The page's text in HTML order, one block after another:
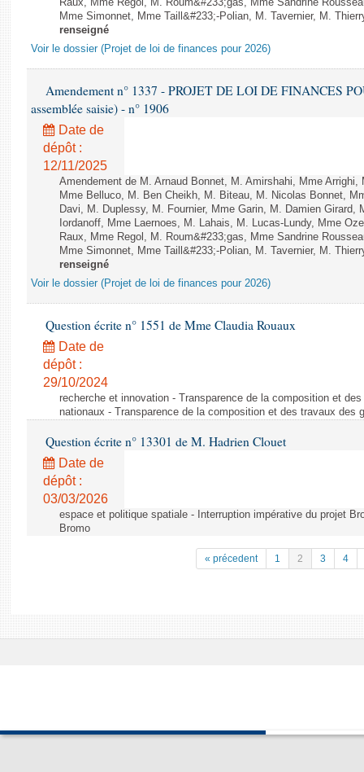
Raux, Mme Regol, M. Roum&#233;gas, Mme Sandrine
Mme Simonnet, Mme Taill&#233;-Polian, M. Tavernier, M.
renseigné
Voir le dossier (Projet de loi de finances pour 2026)
Amendement n° 1337 - PROJET DE LOI DE FINANCES
assemblée saisie) - n° 1906
Date de
dépôt :
12/11/2025
Amendement de M. Arnaud Bonnet, M. Amirshahi, Mme
Mme Belluco, M. Ben Cheikh, M. Biteau, M. Nicolas Bonnet,
Davi, M. Duplessy, M. Fournier, Mme Garin, M. Damien Girard,
Iordanoff, Mme Laernoes, M. Lahais, M. Lucas-Lundy, Mme
Raux, Mme Regol, M. Roum&#233;gas, Mme Sandrine
Mme Simonnet, Mme Taill&#233;-Polian, M. Tavernier, M.
renseigné
Voir le dossier (Projet de loi de finances pour 2026)
Question écrite n° 1551 de Mme Claudia Rouaux
Date de
dépôt :
29/10/2024
recherche et innovation - Transparence de la composition et
nationaux - Transparence de la composition et des travaux des
Question écrite n° 13301 de M. Hadrien Clouet
Date de
dépôt :
03/03/2026
espace et politique spatiale - Interruption impérative du projet
Bromo
« précedent 1 2 3 4